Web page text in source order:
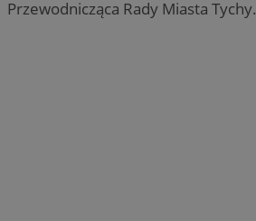
Przewodnicząca Rady Miasta Tychy.